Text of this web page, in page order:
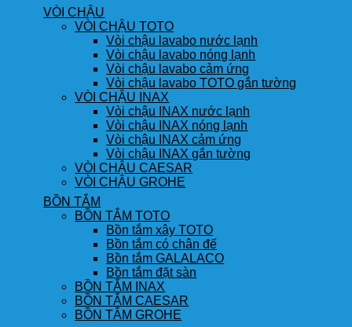
VÒI CHẬU
VÒI CHẬU TOTO
Vòi chậu lavabo nước lạnh
Vòi chậu lavabo nóng lạnh
Vòi chậu lavabo cảm ứng
Vòi chậu lavabo TOTO gắn tường
VÒI CHẬU INAX
Vòi chậu INAX nước lạnh
Vòi chậu INAX nóng lạnh
Vòi chậu INAX cảm ứng
Vòi chậu INAX gắn tường
VÒI CHẬU CAESAR
VÒI CHẬU GROHE
BỒN TẮM
BỒN TẮM TOTO
Bồn tắm xây TOTO
Bồn tắm có chân đế
Bồn tắm GALALACO
Bồn tắm đặt sàn
BỒN TẮM INAX
BỒN TẮM CAESAR
BỒN TẮM GROHE